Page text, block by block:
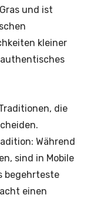
und ist
kleiner
authentisches
die
Während
sind in Mobile
begehrteste
einen